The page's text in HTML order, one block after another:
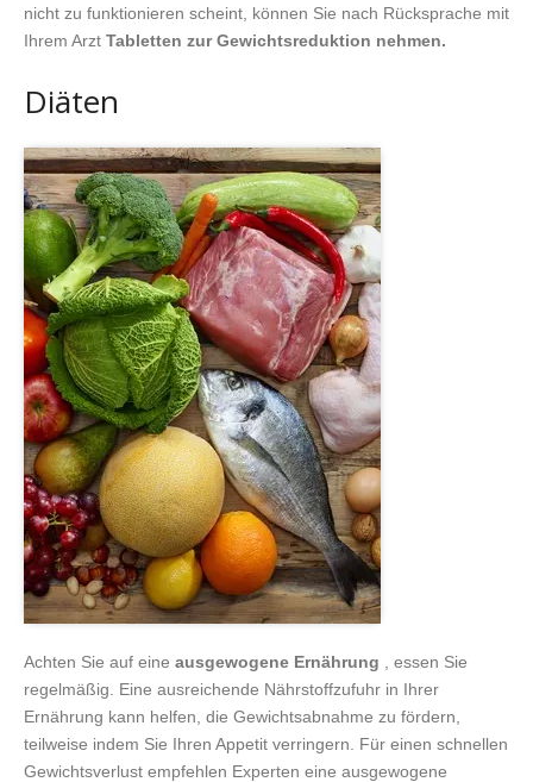
nicht zu funktionieren scheint, können Sie nach Rücksprache mit
Ihrem Arzt Tabletten zur Gewichtsreduktion nehmen.
Diäten
Achten Sie auf eine ausgewogene Ernährung , essen Sie
regelmäßig. Eine ausreichende Nährstoffzufuhr in Ihrer
Ernährung kann helfen, die Gewichtsabnahme zu fördern,
teilweise indem Sie Ihren Appetit verringern. Für einen schnellen
Gewichtsverlust empfehlen Experten eine ausgewogene